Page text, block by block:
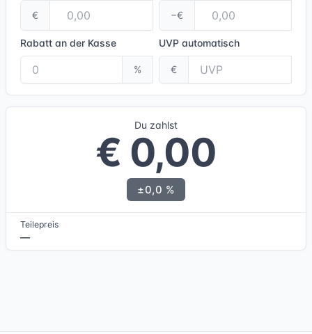
€ −€
Rabatt an der Kasse
%
UVP automatisch
€
Du zahlst
€ 0,00
±0,0 %
Teilepreis
—